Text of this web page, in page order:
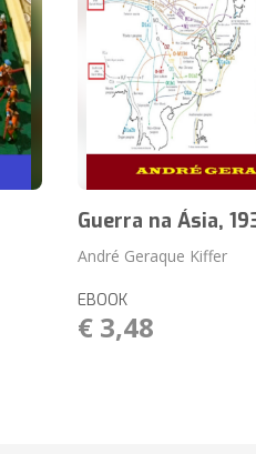
Guerra na Ásia,
André Geraque Kiffer
EBOOK
€ 3,48